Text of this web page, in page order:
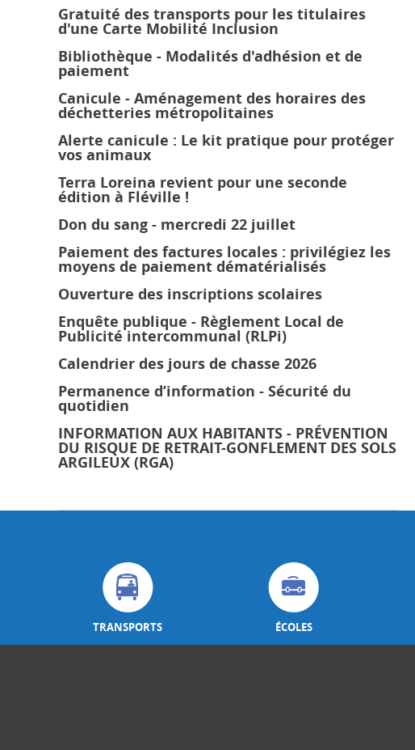
Gratuité des transports pour les titulaires
d'une Carte Mobilité Inclusion
Bibliothèque - Modalités d'adhésion et de
paiement
Canicule - Aménagement des horaires des
déchetteries métropolitaines
Alerte canicule : Le kit pratique pour protéger
vos animaux
Terra Loreina revient pour une seconde
édition à Fléville !
Don du sang - mercredi 22 juillet
Paiement des factures locales : privilégiez les
moyens de paiement dématérialisés
Ouverture des inscriptions scolaires
Enquête publique - Règlement Local de
Publicité intercommunal (RLPi)
Calendrier des jours de chasse 2026
Permanence d’information - Sécurité du
quotidien
INFORMATION AUX HABITANTS - PRÉVENTION
DU RISQUE DE RETRAIT-GONFLEMENT DES SOLS
ARGILEUX (RGA)
TRANSPORTS ÉCOLES